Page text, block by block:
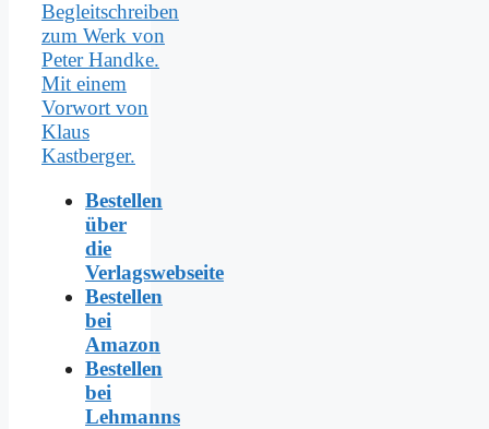
Bestellen
über
die
Verlagswebseite
Bestellen
bei
Amazon
Bestellen
bei
Lehmanns